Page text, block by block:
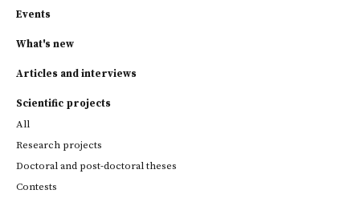
Events
What's new
Articles and interviews
Scientific projects
All
Research projects
Doctoral and post-doctoral theses
Contests